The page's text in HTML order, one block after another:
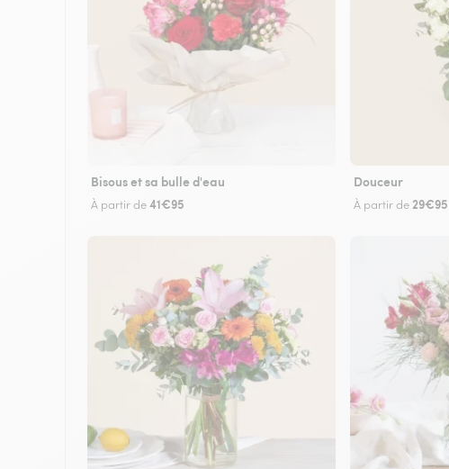
Bisous et sa bulle d'eau
À partir de41€95
Douceur
À partir de 29€95